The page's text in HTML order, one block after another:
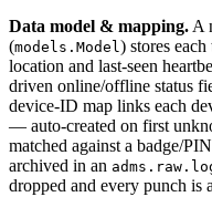
Data model & mapping. A
(models.Model) stores
location and last-seen
driven online/offline status
device-ID map links each
— auto-created on first
matched against a badge/
archived in an
dropped and every punch is